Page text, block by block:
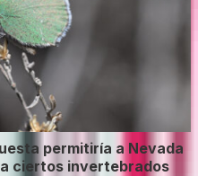
permitiría a Nevada
ciertos invertebrados